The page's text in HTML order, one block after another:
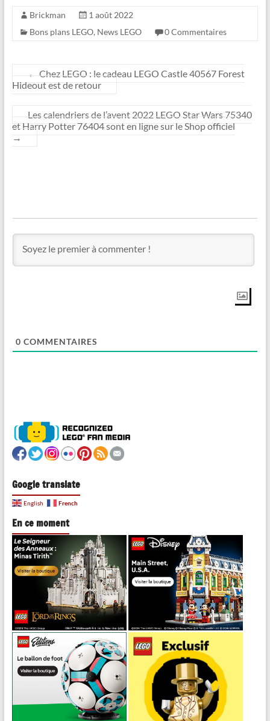
Brickman
1 août 2022
Bons plans LEGO, News LEGO 0 Commentaires
←
Chez LEGO : le cadeau LEGO Castle 40567 Forest
Hideout est de retour
Les calendriers de l’avent 2022 LEGO Star Wars 75340
et Harry Potter 76404 sont en ligne sur le Shop officiel
→
0 COMMENTAIRES
Google translate
English French
En ce moment